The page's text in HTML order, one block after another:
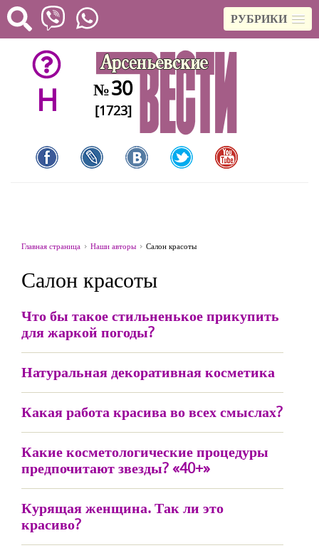
РУБРИКИ
H №30
[1723]
Главная страница Наши авторы Салон красоты
Салон красоты
Что бы такое стильненькое прикупить
для жаркой погоды?
Натуральная декоративная косметика
Какая работа красива во всех смыслах?
Какие косметологические процедуры
предпочитают звезды? «40+»
Курящая женщина. Так ли это
красиво?